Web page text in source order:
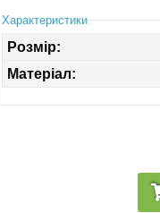
Характеристики
Розмір:
Матеріал: